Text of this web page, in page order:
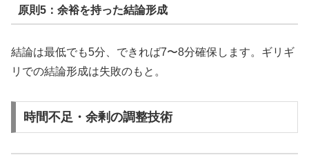
原則5：余裕を持った結論形成
結論は最低でも5分、できれば7〜8分確保します。ギリギ
リでの結論形成は失敗のもと。
時間不足・余剰の調整技術